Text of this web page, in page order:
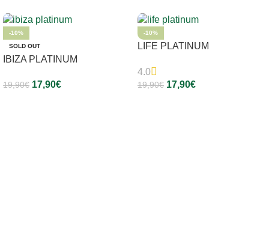
-10%
SOLD OUT
IBIZA PLATINUM
19,90€ 17,90€
-10%
LIFE PLATINUM
4.0
19,90€ 17,90€